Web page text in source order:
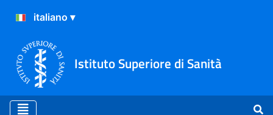
Istituto Superiore di Sanità